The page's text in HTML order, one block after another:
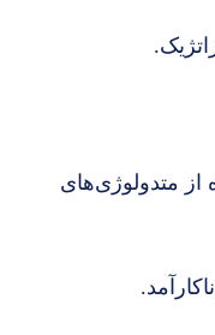
متدولوژی‌های